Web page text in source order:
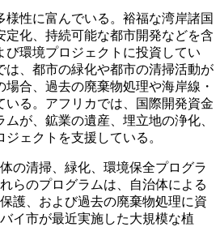
様性に富んでいる。裕福な湾岸諸国
定化、持続可能な都市開発などを含
び環境プロジェクトに投資してい
は、都市の緑化や都市の清掃活動が
合、過去の廃棄物処理や海岸線・
いる。アフリカでは、国際開発資金
が、鉱業の遺産、埋立地の浄化、
ェクトを支援している。
の清掃、緑化、環境保全プログラ
らのプログラムは、自治体による
護、および過去の廃棄物処理に資
イ市が最近実施した大規模な植